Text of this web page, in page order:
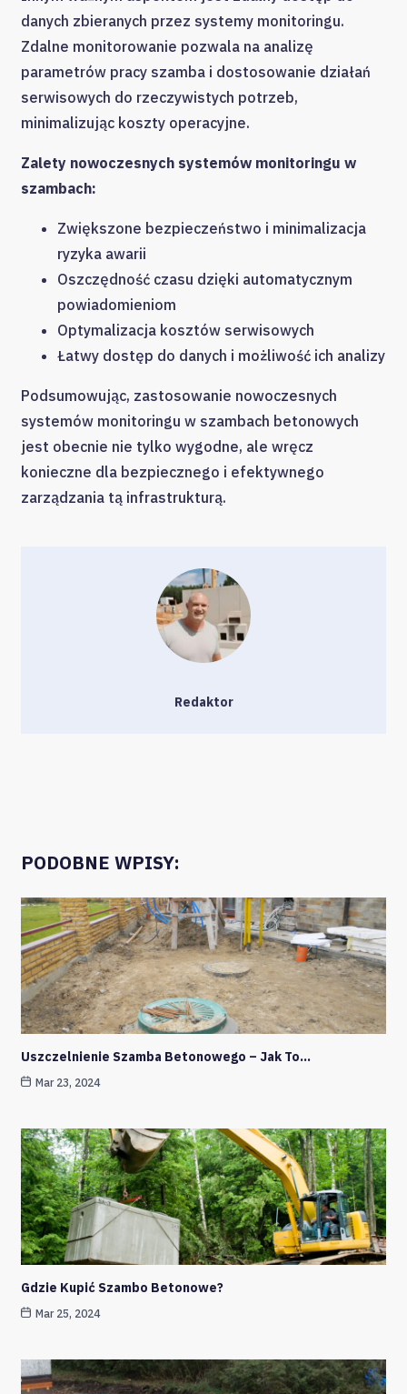
danych zbieranych przez systemy monitoringu.
Zdalne monitorowanie pozwala na analizę
parametrów pracy szamba i dostosowanie działań
serwisowych do rzeczywistych potrzeb,
minimalizując koszty operacyjne.
Zalety nowoczesnych systemów monitoringu w
szambach:
Zwiększone bezpieczeństwo i minimalizacja
ryzyka awarii
Oszczędność czasu dzięki automatycznym
powiadomieniom
Optymalizacja kosztów serwisowych
Łatwy dostęp do danych i możliwość ich analizy
Podsumowując, zastosowanie nowoczesnych
systemów monitoringu w szambach betonowych
jest obecnie nie tylko wygodne, ale wręcz
konieczne dla bezpiecznego i efektywnego
zarządzania tą infrastrukturą.
Redaktor
PODOBNE WPISY:
Uszczelnienie Szamba Betonowego – Jak To…
Mar 23, 2024
Gdzie Kupić Szambo Betonowe?
Mar 25, 2024